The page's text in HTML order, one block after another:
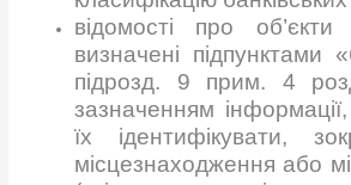
відомості про об’єкти
визначені
підрозд. 9 прим. 4
зазначенням
їх ідентифікувати,
місцезнаходження або